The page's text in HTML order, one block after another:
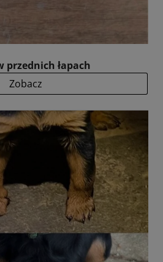
przednich łapach
Zobacz